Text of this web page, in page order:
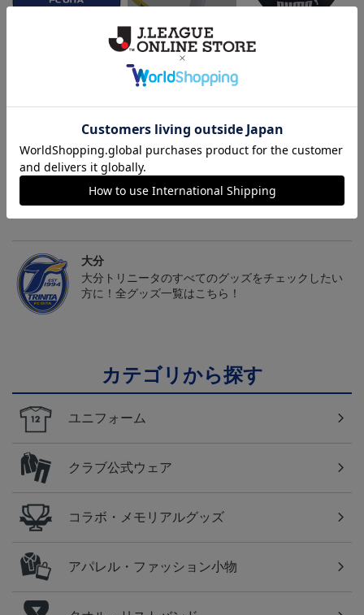
トリニータサンシェード
TRINITA LIGHT PARADE
ペンライト白（ニータンv
er.）
3,000円
会員特典
25TRINITA×PUMAウェス
トピックス
大分
こだわりのデザインに注目！コラボグッズをチェッ
ク！
大分
大分トリニータのすべてのグッズをチェックしたい
方に！全グッズ一覧はこちら！
カテゴリから探す
ユニフォーム
クラブ公式ウェア
コラボ・メモリアルグッズ
アパレル・ファッション小物